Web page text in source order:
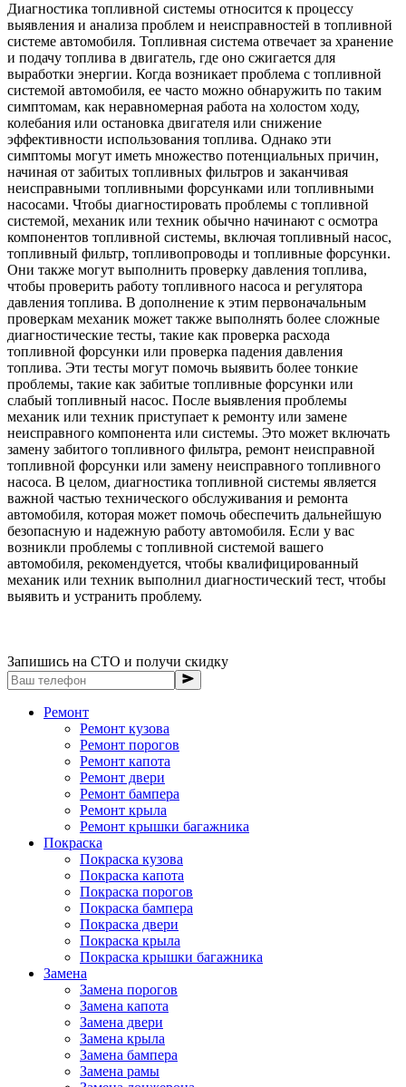
Диагностика топливной системы относится к процессу
выявления и анализа проблем и неисправностей в топливной
системе автомобиля. Топливная система отвечает за хранение
и подачу топлива в двигатель, где оно сжигается для
выработки энергии. Когда возникает проблема с топливной
системой автомобиля, ее часто можно обнаружить по таким
симптомам, как неравномерная работа на холостом ходу,
колебания или остановка двигателя или снижение
эффективности использования топлива. Однако эти
симптомы могут иметь множество потенциальных причин,
начиная от забитых топливных фильтров и заканчивая
неисправными топливными форсунками или топливными
насосами. Чтобы диагностировать проблемы с топливной
системой, механик или техник обычно начинают с осмотра
компонентов топливной системы, включая топливный насос,
топливный фильтр, топливопроводы и топливные форсунки.
Они также могут выполнить проверку давления топлива,
чтобы проверить работу топливного насоса и регулятора
давления топлива. В дополнение к этим первоначальным
проверкам механик может также выполнять более сложные
диагностические тесты, такие как проверка расхода
топливной форсунки или проверка падения давления
топлива. Эти тесты могут помочь выявить более тонкие
проблемы, такие как забитые топливные форсунки или
слабый топливный насос. После выявления проблемы
механик или техник приступает к ремонту или замене
неисправного компонента или системы. Это может включать
замену забитого топливного фильтра, ремонт неисправной
топливной форсунки или замену неисправного топливного
насоса. В целом, диагностика топливной системы является
важной частью технического обслуживания и ремонта
автомобиля, которая может помочь обеспечить дальнейшую
безопасную и надежную работу автомобиля. Если у вас
возникли проблемы с топливной системой вашего
автомобиля, рекомендуется, чтобы квалифицированный
механик или техник выполнил диагностический тест, чтобы
выявить и устранить проблему.
Запишись на СТО и получи скидку
Ремонт
Ремонт кузова
Ремонт порогов
Ремонт капота
Ремонт двери
Ремонт бампера
Ремонт крыла
Ремонт крышки багажника
Покраска
Покраска кузова
Покраска капота
Покраска порогов
Покраска бампера
Покраска двери
Покраска крыла
Покраска крышки багажника
Замена
Замена порогов
Замена капота
Замена двери
Замена крыла
Замена бампера
Замена рамы